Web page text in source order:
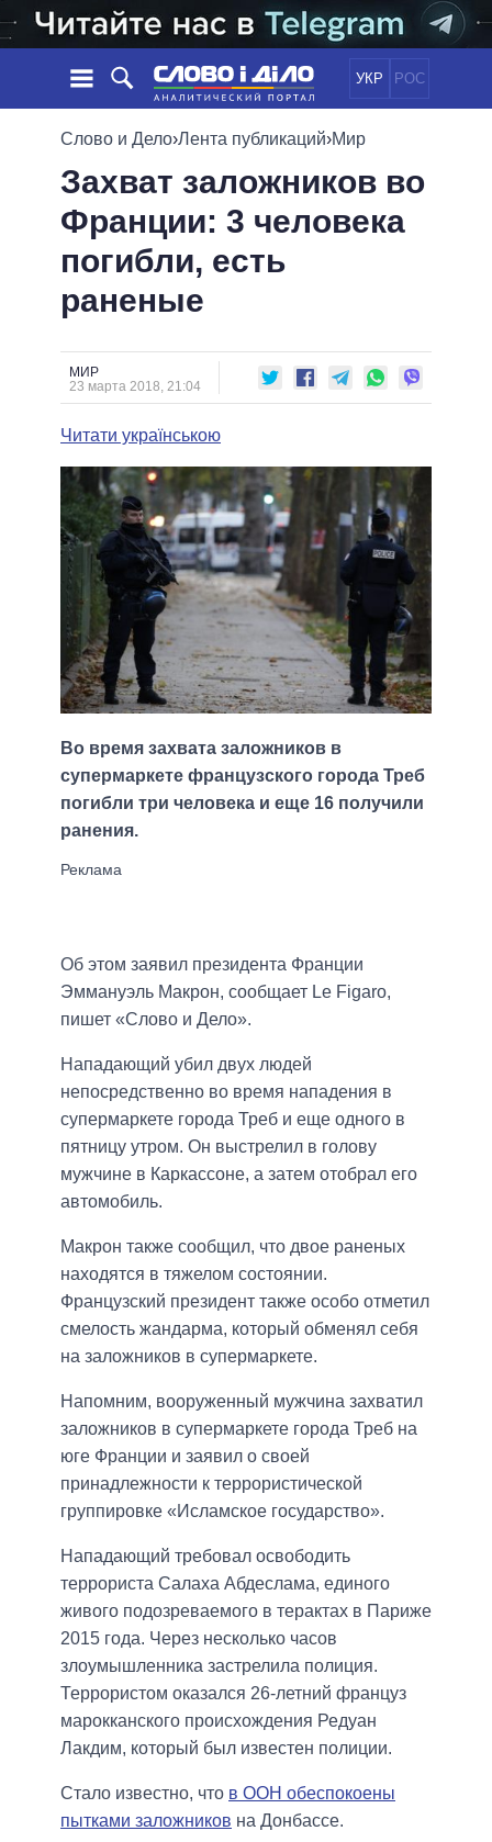
УКР РОС
НОВОСТИ
ЛЕНТА
СОБЫТИЯ
СТАТЬИ
ОБЗОРЫ
ДАЙДЖЕСТЫ
ПОЛИТИКА
ЭКОНОМИКА
ОБЩЕСТВО
ОБЕЩАНИЯ
ПОЛИТИКИ
ПРЕЗИДЕНТ И ОФИС
ВЕРХОВНАЯ РАДА
КАБИНЕТ МИНИСТРОВ
МЭРЫ
ВСЕ ПЕРСОНЫ
ИНФОГРАФИКА
ПОДДЕРЖАТЬ
СРАВНЕНИЕ ПОЛИТИКОВ
Слово и Дело›Лента публикаций›Мир
Захват заложников во
Франции: 3 человека
погибли, есть
раненые
МИР
23 марта 2018, 21:04
Читати українською
Во время захвата заложников в
супермаркете французского города Треб
погибли три человека и еще 16 получили
ранения.
Об этом заявил президента Франции
Эммануэль Макрон, сообщает Le Figaro,
пишет «Слово и Дело».
Нападающий убил двух людей
непосредственно во время нападения в
супермаркете города Треб и еще одного в
пятницу утром. Он выстрелил в голову
мужчине в Каркассоне, а затем отобрал его
автомобиль.
Макрон также сообщил, что двое раненых
находятся в тяжелом состоянии.
Французский президент также особо отметил
смелость жандарма, который обменял себя
на заложников в супермаркете.
Напомним, вооруженный мужчина захватил
заложников в супермаркете города Треб на
юге Франции и заявил о своей
принадлежности к террористической
группировке «Исламское государство».
Нападающий требовал освободить
террориста Салаха Абдеслама, единого
живого подозреваемого в терактах в Париже
2015 года. Через несколько часов
злоумышленника застрелила полиция.
Террористом оказался 26-летний француз
марокканского происхождения Редуан
Лакдим, который был известен полиции.
Стало известно, что в ООН обеспокоены
пытками заложников на Донбассе.